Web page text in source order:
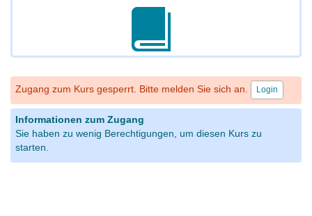
Zugang zum Kurs gesperrt. Bitte melden Sie sich an. Login
Informationen zum Zugang
Sie haben zu wenig Berechtigungen, um diesen Kurs zu
starten.